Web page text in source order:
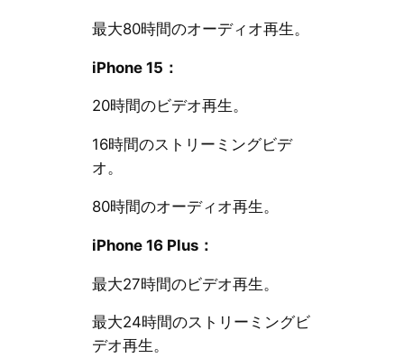
最大80時間のオーディオ再生。
iPhone 15：
20時間のビデオ再生。
16時間のストリーミングビデ
オ。
80時間のオーディオ再生。
iPhone 16 Plus：
最大27時間のビデオ再生。
最大24時間のストリーミングビ
デオ再生。